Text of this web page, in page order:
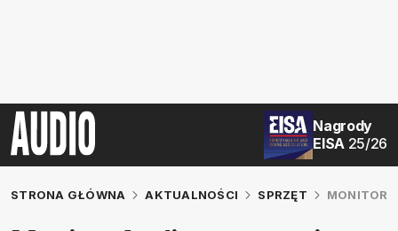
Nagrody
EISA 25/26
STRONA GŁÓWNA AKTUALNOŚCI SPRZĘT MONITOR